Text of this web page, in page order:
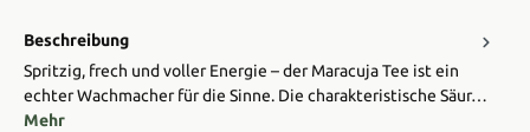
Beschreibung
Spritzig, frech und voller Energie – der Maracuja Tee ist ein
echter Wachmacher für die Sinne. Die charakteristische Säur…
Mehr